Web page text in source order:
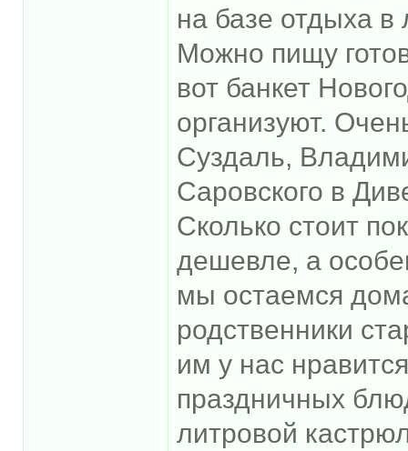
на базе отдыха в
Можно пищу
вот банкет
организуют.
Суздаль,
Саровского в
Сколько стоит
дешевле, а
мы остаемся
родственники
им у нас
праздничных
литровой